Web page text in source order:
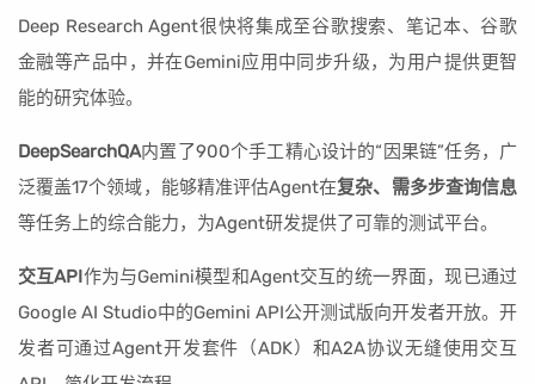
Deep Research Agent很快将集成至谷歌搜索、笔记本、谷歌
金融等产品中，并在Gemini应用中同步升级，为用户提供更智
能的研究体验。
DeepSearchQA内置了900个手工精心设计的“因果链”任务，广
泛覆盖17个领域，能够精准评估Agent在复杂、需多步查询信息
等任务上的综合能力，为Agent研发提供了可靠的测试平台。
交互API作为与Gemini模型和Agent交互的统一界面，现已通过
Google AI Studio中的Gemini API公开测试版向开发者开放。开
发者可通过Agent开发套件（ADK）和A2A协议无缝使用交互